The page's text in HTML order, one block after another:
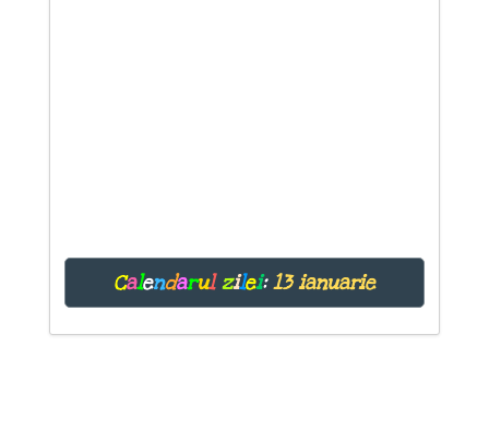
Calendarul zilei: 13 ianuarie